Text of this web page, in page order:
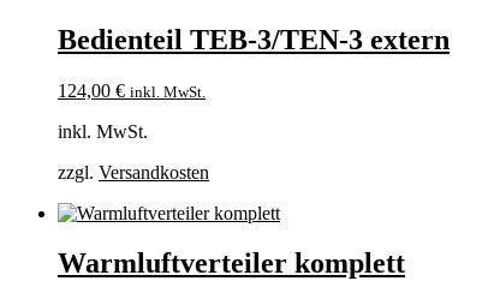
Bedienteil TEB-3/TEN-3 extern
124,00 € inkl. MwSt.
inkl. MwSt.
zzgl. Versandkosten
Warmluftverteiler komplett